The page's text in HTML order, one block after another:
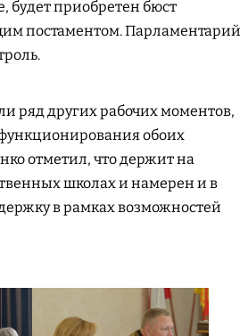
будет приобретен бюст
постаментом. Парламентарий
ряд других рабочих моментов,
обоих
отметил, что держит на
школах и намерен и в
в рамках возможностей